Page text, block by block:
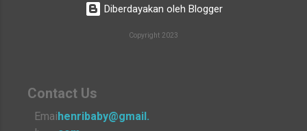
Diberdayakan oleh Blogger
Copyright 2023
Contact Us
Emai henribaby@gmail.